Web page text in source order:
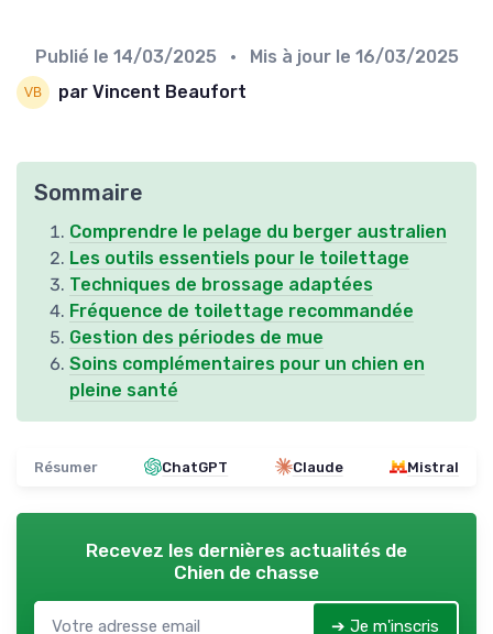
Publié le 14/03/2025 • Mis à jour le 16/03/2025
par Vincent Beaufort
Sommaire
Comprendre le pelage du berger australien
Les outils essentiels pour le toilettage
Techniques de brossage adaptées
Fréquence de toilettage recommandée
Gestion des périodes de mue
Soins complémentaires pour un chien en
pleine santé
Résumer ChatGPT Claude Mistral
Recevez les dernières actualités de
Chien de chasse
➔ Je m'inscris